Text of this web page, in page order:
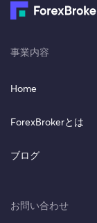
事業内容
Home
ForexBrokerとは
ブログ
お問い合わせ